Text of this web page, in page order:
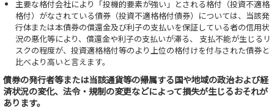
主要な格付会社により「投機的要素が強い」とされる格付（投資不適格
格付）がなされている債券（投資不適格格付債券）については、当該発
行体または本債券の償還金及び利子の支払いを保証している者の信用状
況の悪化等により、償還金や利子の支払いが滞る、 支払不能が生じるリ
スクの程度が、投資適格格付等のより上位の格付けを付与された債券と
比べより高いと言えます。
債券の発行者等または当該通貨等の帰属する国や地域の政治および経
済状況の変化、法令・規制の変更などによって損失が生じるおそれが
あります。